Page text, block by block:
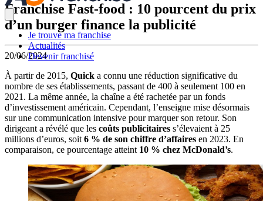
Je trouve ma franchise
Actualités
Devenir franchisé
Franchise Fast-food : 10 pourcent du prix
d’un burger finance la publicité
20/06/2024
À partir de 2015, Quick a connu une réduction significative du
nombre de ses établissements, passant de 400 à seulement 100 en
2021. La même année, la chaîne a été rachetée par un fonds
d’investissement américain. Cependant, l’enseigne mise désormais
sur une communication intensive pour marquer son retour. Son
dirigeant a révélé que les coûts publicitaires s’élevaient à 25
millions d’euros, soit 6 % de son chiffre d’affaires en 2023. En
comparaison, ce pourcentage atteint 10 % chez McDonald’s.